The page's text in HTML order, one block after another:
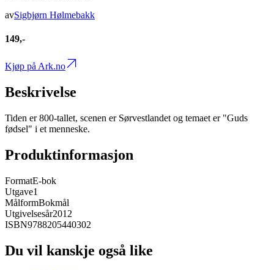
avSigbjørn Hølmebakk
149,-
Kjøp på Ark.no
Beskrivelse
Tiden er 800-tallet, scenen er Sørvestlandet og temaet er "Guds
fødsel" i et menneske.
Produktinformasjon
FormatE-bok
Utgave1
MålformBokmål
Utgivelsesår2012
ISBN9788205440302
Du vil kanskje også like